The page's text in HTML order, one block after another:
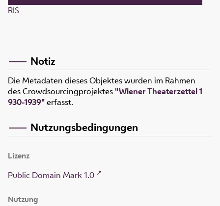
RIS
Notiz
Die Metadaten dieses Objektes wurden im Rahmen
des Crowdsourcingprojektes "Wiener Theaterzettel 1
930-1939"erfasst.
Nutzungsbedingungen
Lizenz
Public Domain Mark 1.0
Nutzung